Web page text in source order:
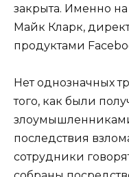
закрыта. Именно
Майк Кларк,
продуктами
Нет однозначных
того, как были
последствия
сотрудники